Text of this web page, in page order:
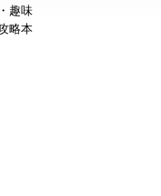
趣味
略本